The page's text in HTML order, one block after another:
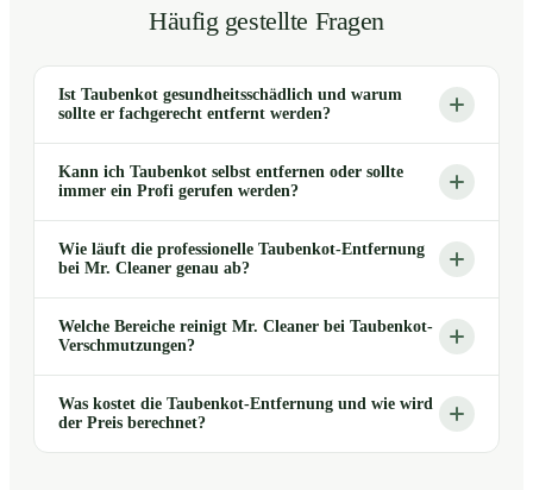
Häufig gestellte Fragen
Ist Taubenkot gesundheitsschädlich und warum
sollte er fachgerecht entfernt werden?
Kann ich Taubenkot selbst entfernen oder sollte
immer ein Profi gerufen werden?
Wie läuft die professionelle Taubenkot-Entfernung
bei Mr. Cleaner genau ab?
Welche Bereiche reinigt Mr. Cleaner bei Taubenkot-
Verschmutzungen?
Was kostet die Taubenkot-Entfernung und wie wird
der Preis berechnet?